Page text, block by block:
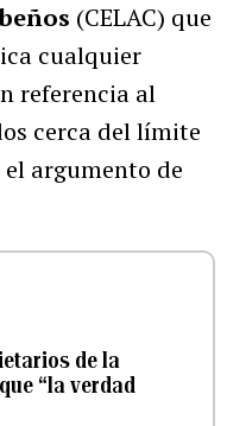
(CELAC) que
cualquier
referencia al
cerca del límite
argumento de
de la
“la verdad